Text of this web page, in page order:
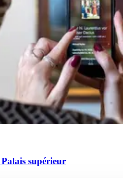
supérieur